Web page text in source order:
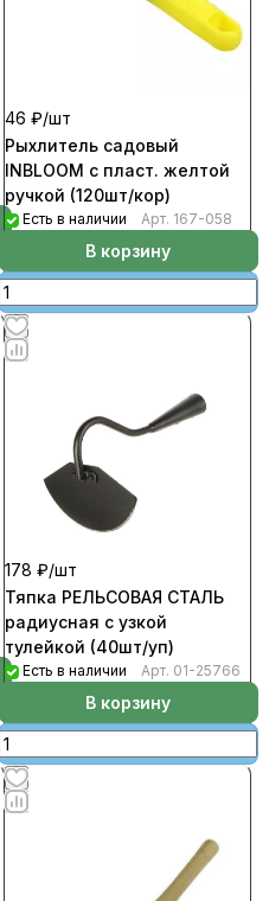
46 ₽/шт
Рыхлитель садовый
INBLOOM c пласт. желтой
ручкой (120шт/кор)
Есть в наличии Арт. 167-058
В корзину
178 ₽/шт
Тяпка РЕЛЬСОВАЯ СТАЛЬ
радиусная с узкой
тулейкой (40шт/уп)
Есть в наличии Арт. 01-25766
В корзину